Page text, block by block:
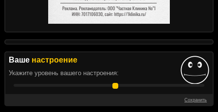
Ваше настроение
Укажите уровень вашего настроения:
Сохранить